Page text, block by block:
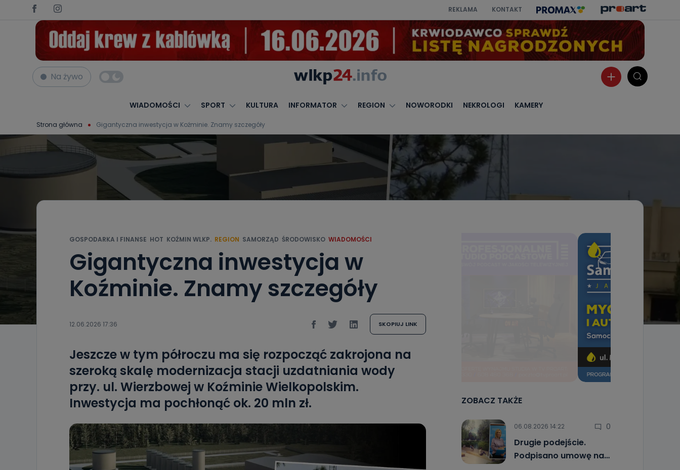
REKLAMA KONTAKT
Na żywo
WIADOMOŚCI SPORT KULTURA INFORMATOR REGION NOWORODKI NEKROLOGI KAMERY
Strona główna Gigantyczna inwestycja w Koźminie. Znamy szczegóły
GOSPODARKA I FINANSE HOT KOŹMIN WLKP. REGION SAMORZĄD ŚRODOWISKO WIADOMOŚCI
Gigantyczna inwestycja w
Koźminie. Znamy szczegóły
12.06.2026 17:36 SKOPIUJ LINK
Jeszcze w tym półroczu ma się rozpocząć zakrojona na
szeroką skalę modernizacja stacji uzdatniania wody
przy. ul. Wierzbowej w Koźminie Wielkopolskim.
Inwestycja ma pochłonąć ok. 20 mln zł.
ZOBACZ TAKŻE
06.08.2026 14:22 0
Drugie podejście.
Podpisano umowę na…